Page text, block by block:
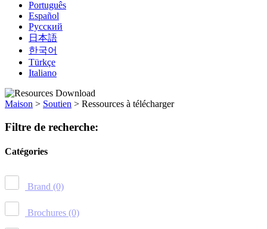
Português
Español
Русский
日本語
한국어
Türkçe
Italiano
Maison > Soutien > Ressources à télécharger
Filtre de recherche:
Catégories
Brand (0)
Brochures (0)